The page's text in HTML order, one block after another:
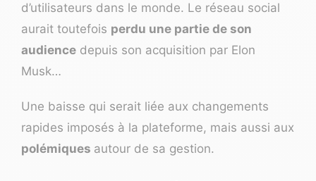
d’utilisateurs dans le monde. Le réseau social
aurait toutefois perdu une partie de son
audience depuis son acquisition par Elon
Musk…
Une baisse qui serait liée aux changements
rapides imposés à la plateforme, mais aussi aux
polémiques autour de sa gestion.